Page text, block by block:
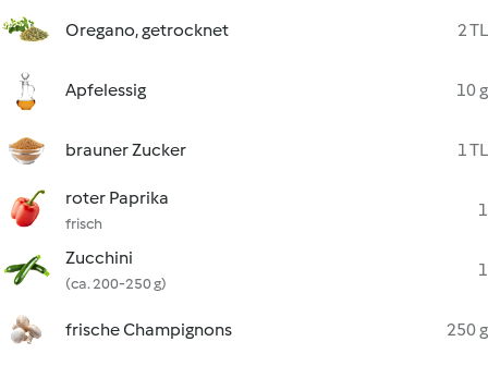
Oregano, getrocknet 2 TL
Apfelessig 10 g
brauner Zucker 1 TL
roter Paprika
frisch
1
Zucchini
(ca. 200-250 g)
1
frische Champignons 250 g